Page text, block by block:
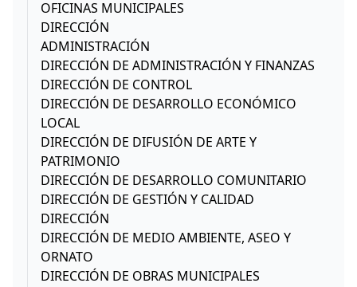
OFICINAS MUNICIPALES
DIRECCIÓN
ADMINISTRACIÓN
DIRECCIÓN DE ADMINISTRACIÓN Y FINANZAS
DIRECCIÓN DE CONTROL
DIRECCIÓN DE DESARROLLO ECONÓMICO
LOCAL
DIRECCIÓN DE DIFUSIÓN DE ARTE Y
PATRIMONIO
DIRECCIÓN DE DESARROLLO COMUNITARIO
DIRECCIÓN DE GESTIÓN Y CALIDAD
DIRECCIÓN
DIRECCIÓN DE MEDIO AMBIENTE, ASEO Y
ORNATO
DIRECCIÓN DE OBRAS MUNICIPALES